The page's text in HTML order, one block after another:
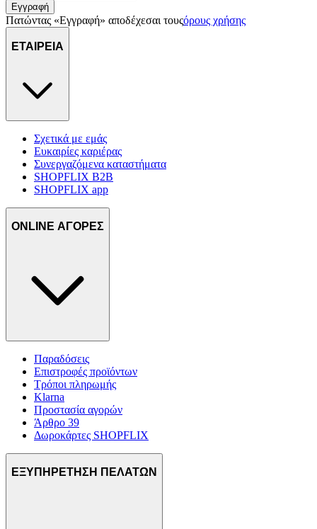
Εγγραφή
Πατώντας «Εγγραφή» αποδέχεσαι τουςόρους χρήσης
ΕΤΑΙΡΕΙΑ
Σχετικά με εμάς
Ευκαιρίες καριέρας
Συνεργαζόμενα καταστήματα
SHOPFLIX B2B
SHOPFLIX app
ONLINE ΑΓΟΡΕΣ
Παραδόσεις
Επιστροφές προϊόντων
Τρόποι πληρωμής
Klarna
Προστασία αγορών
Άρθρο 39
Δωροκάρτες SHOPFLIX
ΕΞΥΠΗΡΕΤΗΣΗ ΠΕΛΑΤΩΝ